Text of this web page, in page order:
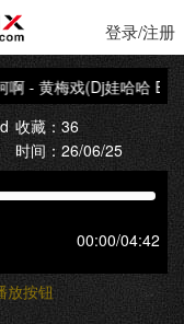
登录/注册
- 黄梅戏(Dj娃哈哈
收藏：36
时间：26/06/25
00:00/04:42
放按钮